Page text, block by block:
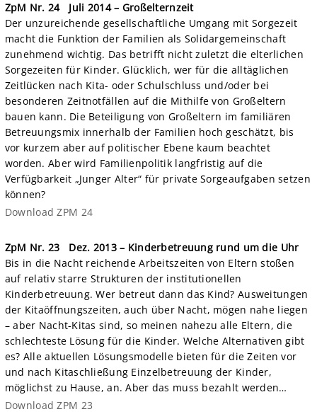
ZpM Nr. 24
Juli 2014 – Großelternzeit
Der unzureichende gesellschaftliche Umgang mit Sorgezeit
macht die Funktion der Familien als Solidargemeinschaft
zunehmend wichtig. Das betrifft nicht zuletzt die elterlichen
Sorgezeiten für Kinder. Glücklich, wer für die alltäglichen
Zeitlücken nach Kita- oder Schulschluss und/oder bei
besonderen Zeitnotfällen auf die Mithilfe von Großeltern
bauen kann. Die Beteiligung von Großeltern im familiären
Betreuungsmix innerhalb der Familien hoch geschätzt, bis
vor kurzem aber auf politischer Ebene kaum beachtet
worden. Aber wird Familienpolitik langfristig auf die
Verfügbarkeit „Junger Alter“ für private Sorgeaufgaben setzen
können?
Download ZPM 24
ZpM Nr. 23
Dez. 2013 – Kinderbetreuung rund um die Uhr
Bis in die Nacht reichende Arbeitszeiten von Eltern stoßen
auf relativ starre Strukturen der institutionellen
Kinderbetreuung. Wer betreut dann das Kind? Ausweitungen
der Kitaöffnungszeiten, auch über Nacht, mögen nahe liegen
– aber Nacht-Kitas sind, so meinen nahezu alle Eltern, die
schlechteste Lösung für die Kinder. Welche Alternativen gibt
es? Alle aktuellen Lösungsmodelle bieten für die Zeiten vor
und nach Kitaschließung Einzelbetreuung der Kinder,
möglichst zu Hause, an. Aber das muss bezahlt werden…
Download ZPM 23